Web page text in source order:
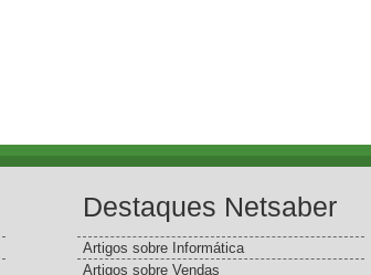
Destaques Netsaber
Artigos sobre Informática
Artigos sobre Vendas